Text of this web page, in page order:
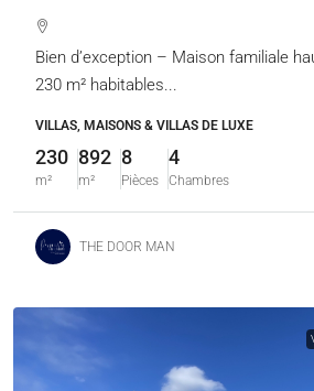
Bien d’exception – Maison familiale
230 m² habitables...
VILLAS, MAISONS & VILLAS DE LUXE
230
m²
892
m²
8
Pièces
4
Chambres
THE DOOR MAN